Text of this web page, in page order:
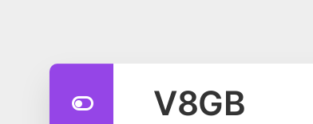
V8GB